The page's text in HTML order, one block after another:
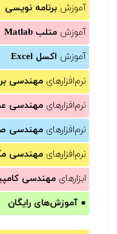
آموزش برنامه نویسی
آموزش متلب Matlab
آموزش اکسل Excel
نرم‌افزارهای مهندسی
نرم‌افزارهای مهندسی
نرم‌افزارهای مهندسی
نرم‌افزارهای مهندسی
ابزارهای مهندسی
● آموزش‌های رایگان